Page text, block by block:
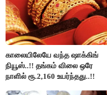
காலையிலேயே வந்த ஷாக்கிங்
நியூஸ்..!! தங்கம் விலை ஒரே
நாளில் ரூ.2,160 உயர்ந்தது..!!